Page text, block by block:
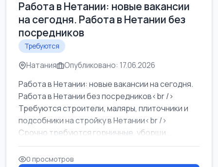
Работа в Нетании: новые вакансии
на сегодня. Работа в Нетании без
посредников
Требуются
Натания Опубликовано: 17.06.2026
Работа в Нетании: новые вакансии на сегодня.
Работа в Нетании без посредников<br />
Требуются строители, маляры, плиточники и
подсобники на стройку в Нетании<br />
Срочно требуются горничные, уборщи...
0 просмотров